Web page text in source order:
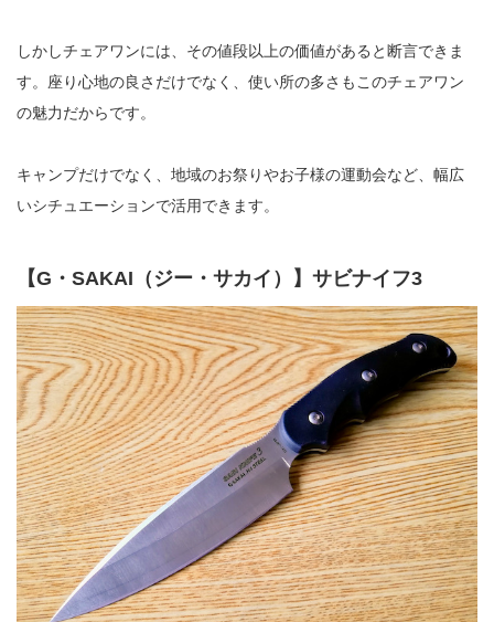
しかしチェアワンには、その値段以上の価値があると断言できま
す。座り心地の良さだけでなく、使い所の多さもこのチェアワン
の魅力だからです。
キャンプだけでなく、地域のお祭りやお子様の運動会など、幅広
いシチュエーションで活用できます。
【G・SAKAI（ジー・サカイ）】サビナイフ3